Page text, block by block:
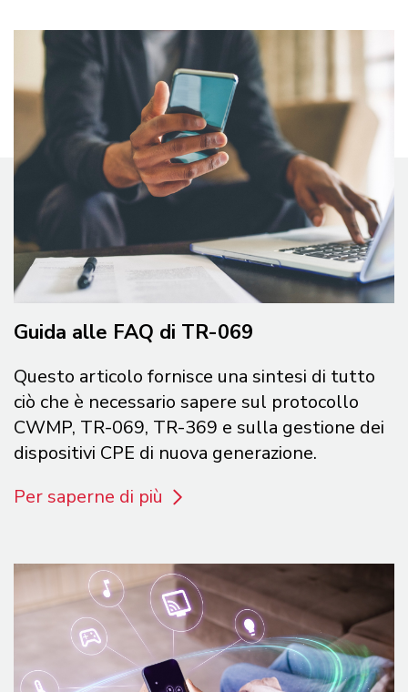
Guida alle FAQ di TR-069
Questo articolo fornisce una sintesi di tutto
ciò che è necessario sapere sul protocollo
CWMP, TR-069, TR-369 e sulla gestione dei
dispositivi CPE di nuova generazione.
Per saperne di più